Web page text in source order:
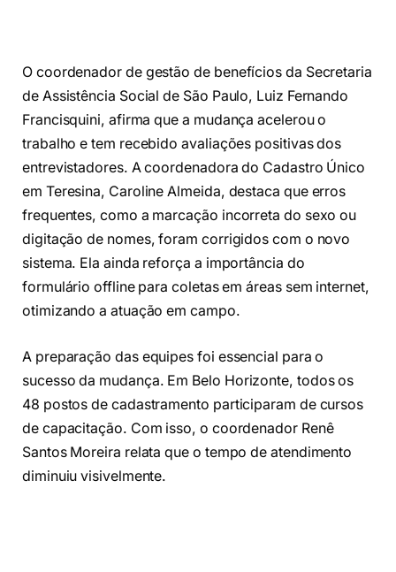
O coordenador de gestão de benefícios da Secretaria
de Assistência Social de São Paulo, Luiz Fernando
Francisquini, afirma que a mudança acelerou o
trabalho e tem recebido avaliações positivas dos
entrevistadores. A coordenadora do Cadastro Único
em Teresina, Caroline Almeida, destaca que erros
frequentes, como a marcação incorreta do sexo ou
digitação de nomes, foram corrigidos com o novo
sistema. Ela ainda reforça a importância do
formulário offline para coletas em áreas sem internet,
otimizando a atuação em campo.
A preparação das equipes foi essencial para o
sucesso da mudança. Em Belo Horizonte, todos os
48 postos de cadastramento participaram de cursos
de capacitação. Com isso, o coordenador Renê
Santos Moreira relata que o tempo de atendimento
diminuiu visivelmente.